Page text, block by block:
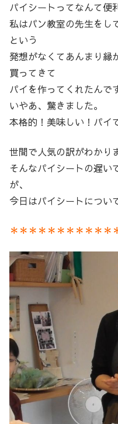
パイシートってなんて便
私はパン教室の先生をし
という
発想がなくてあんまり縁
買ってきて
パイを作ってくれたんで
いやあ、驚きました。
本格的！美味しい！パイ
世間で人気の訳がわかり
そんなパイシートの遅い
が、
今日はパイシートについ
＊＊＊＊＊＊＊＊＊＊＊